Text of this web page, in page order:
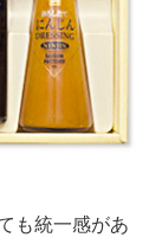
も統一感があ